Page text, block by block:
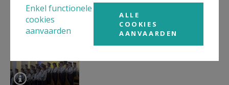
Enkel functionele
cookies
aanvaarden
ALLE
COOKIES
AANVAARDEN